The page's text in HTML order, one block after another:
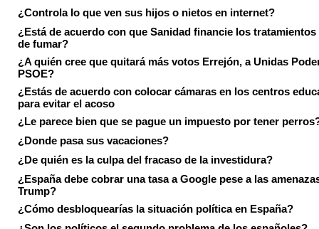
¿Controla lo que ven sus hijos o nietos en internet?
¿Está de acuerdo con que Sanidad financie los tratamientos
de fumar?
¿A quién cree que quitará más votos Errejón, a Unidas
PSOE?
¿Estás de acuerdo con colocar cámaras en los centros
para evitar el acoso
¿Le parece bien que se pague un impuesto por tener
¿Donde pasa sus vacaciones?
¿De quién es la culpa del fracaso de la investidura?
¿España debe cobrar una tasa a Google pese a las
Trump?
¿Cómo desbloquearías la situación política en España?